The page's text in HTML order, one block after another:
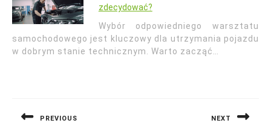
zdecydować?
Wybór odpowiedniego warsztatu
samochodowego jest kluczowy dla utrzymania pojazdu
w dobrym stanie technicznym. Warto zacząć…
PREVIOUS NEXT